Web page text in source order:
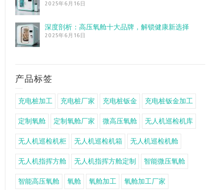
2025年6月16日
深度剖析：高压氧舱十大品牌，解锁健康新选择
2025年6月16日
产品标签
充电桩加工 充电桩厂家 充电桩钣金 充电桩钣金加工
定制氧舱 定制氧舱厂家 微高压氧舱 无人机巡检机库
无人机巡检机柜 无人机巡检机箱 无人机巡检机舱
无人机指挥方舱 无人机指挥方舱定制 智能微压氧舱
智能高压氧舱 氧舱 氧舱加工 氧舱加工厂家